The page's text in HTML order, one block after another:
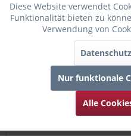
Beschreibung
Eine zauberhafte kleine
unsere individuelle
Bewertungen
0
Diese Website verwendet
Funktionalität bieten zu
Verwendung von
Nur funktionale
Alle